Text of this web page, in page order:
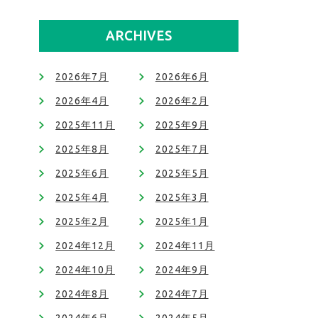
ARCHIVES
2026年7月 2026年6月
2026年4月 2026年2月
2025年11月 2025年9月
2025年8月 2025年7月
2025年6月 2025年5月
2025年4月 2025年3月
2025年2月 2025年1月
2024年12月 2024年11月
2024年10月 2024年9月
2024年8月 2024年7月